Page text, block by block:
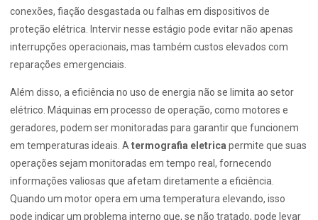
conexões, fiação desgastada ou falhas em dispositivos de
proteção elétrica. Intervir nesse estágio pode evitar não apenas
interrupções operacionais, mas também custos elevados com
reparações emergenciais.
Além disso, a eficiência no uso de energia não se limita ao setor
elétrico. Máquinas em processo de operação, como motores e
geradores, podem ser monitoradas para garantir que funcionem
em temperaturas ideais. A termografia eletrica permite que suas
operações sejam monitoradas em tempo real, fornecendo
informações valiosas que afetam diretamente a eficiência.
Quando um motor opera em uma temperatura elevando, isso
pode indicar um problema interno que, se não tratado, pode levar